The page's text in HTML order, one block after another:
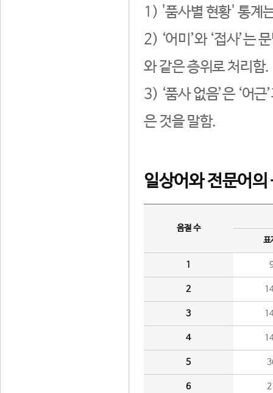
1) '품사별 현황' 통계
2) ‘어미’와 ‘접사’는
와 같은 층위로 처리함.
3) ‘품사 없음’은 ‘어
은 것을 말함.
일상어와 전문어의
음절 수
표
1
2
3
4
5
6